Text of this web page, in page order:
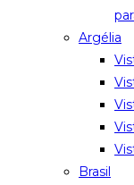
Argélia
Brasil